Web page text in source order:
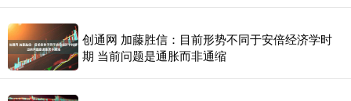
创通网 加藤胜信：目前形势不同于安倍经济学时
期 当前问题是通胀而非通缩